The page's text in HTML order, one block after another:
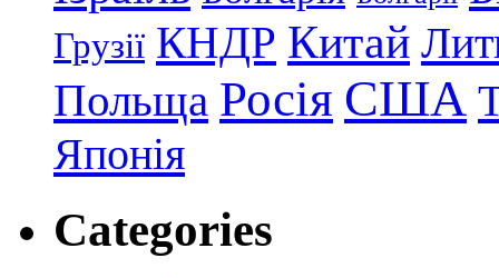
Грузії КНДР Китай
Польща Росія США
Японія
Categories